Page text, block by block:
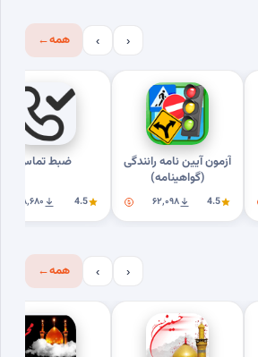
‹
› همه←
آزمون آیین نامه رانندگی
(گواهینامه)
4.5 ۶۲٬۰۹۸
ضبط تماس
4.5 ۸٬۶۸۰
‹
› همه←